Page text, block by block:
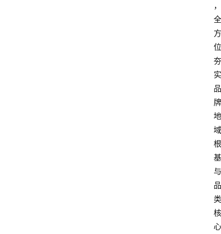
，
全
方
位
夯
实
品
牌
地
域
根
基
与
品
类
核
心